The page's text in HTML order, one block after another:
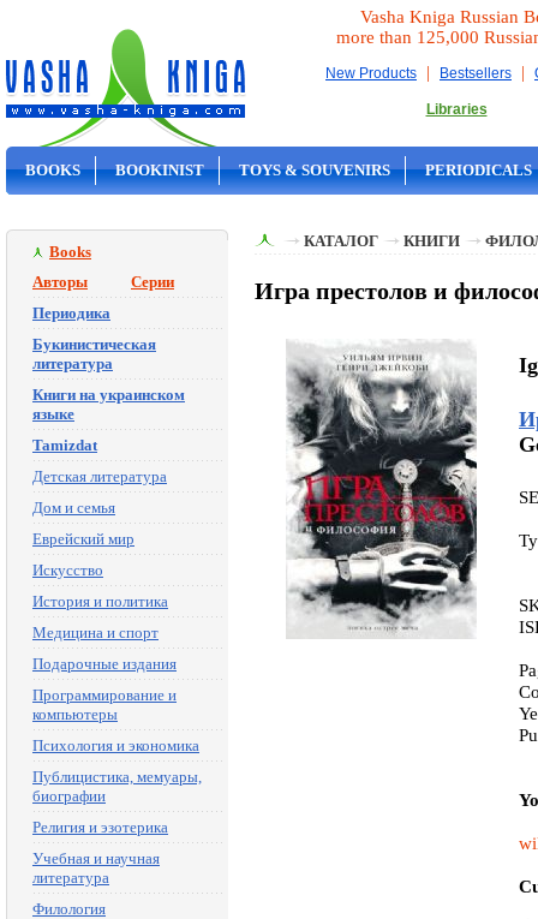
Vasha Kniga Russian
more than 125,000
New Products | Bestsellers |
Libraries
BOOKS BOOKINIST TOYS & SOUVENIRS PERIODICALS
Books
Авторы
Серии
Периодика
Букинистическая
литература
Книги на украинском
языке
Tamizdat
Детская литература
Дом и семья
Еврейский мир
Искусство
История и политика
Медицина и спорт
Подарочные издания
Программирование и
компьютеры
Психология и экономика
Публицистика, мемуары,
биографии
Религия и эзотерика
Учебная и научная
литература
Филология
КАТАЛОГ КНИГИ
Игра престолов и